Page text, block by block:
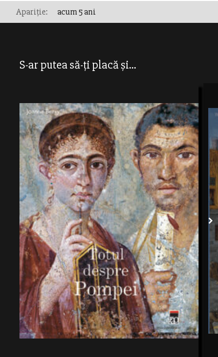
Apariție: acum 5 ani
S-ar putea să-ți placă și...